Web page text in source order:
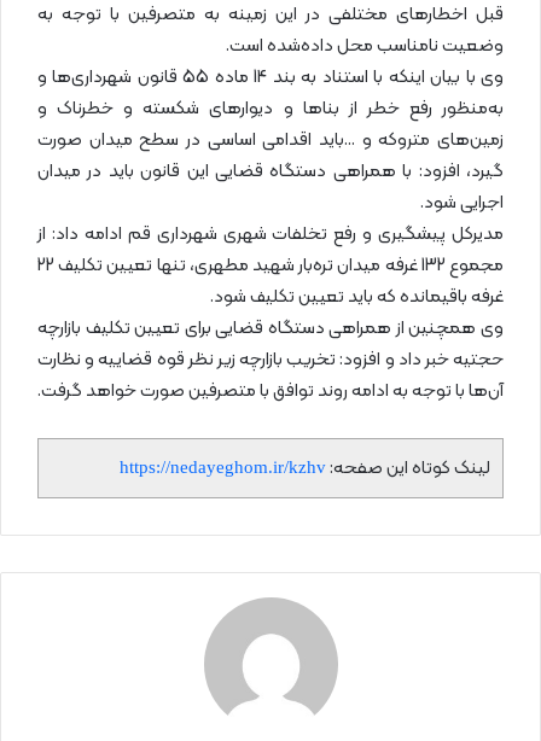
قبل اخطارهای مختلفی در این زمینه به متصرفین با توجه به
وضعیت نامناسب محل داده‌شده است.
وی با بیان اینکه با استناد به بند 14 ماده 55 قانون شهرداری‌ها و
به‌منظور رفع خطر از بناها و دیوارهای شکسته و خطرناک و
زمین‌های متروکه و …باید اقدامی اساسی در سطح میدان صورت
گیرد، افزود: با همراهی دستگاه قضایی این قانون باید در میدان
اجرایی شود.
مدیرکل پیشگیری و رفع تخلفات شهری شهرداری قم ادامه داد: از
مجموع 132 غرفه میدان تره‌بار شهید مطهری، تنها تعیین تکلیف 22
غرفه باقیمانده که باید تعیین تکلیف شود.
وی همچنین از همراهی دستگاه قضایی برای تعیین تکلیف بازارچه
حجتیه خبر داد و افزود: تخریب بازارچه زیر نظر قوه قضاییه و نظارت
آن‌ها با توجه به ادامه روند توافق با متصرفین صورت خواهد گرفت.
لینک کوتاه این صفحه: https://nedayeghom.ir/kzhv